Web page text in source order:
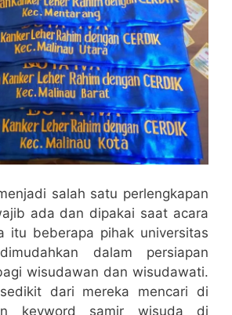
salah satu perlengkapan
ada dan dipakai saat acara
itu beberapa pihak universitas
dalam persiapan
wisudawan dan wisudawati.
dari mereka mencari di
keyword samir wisuda di